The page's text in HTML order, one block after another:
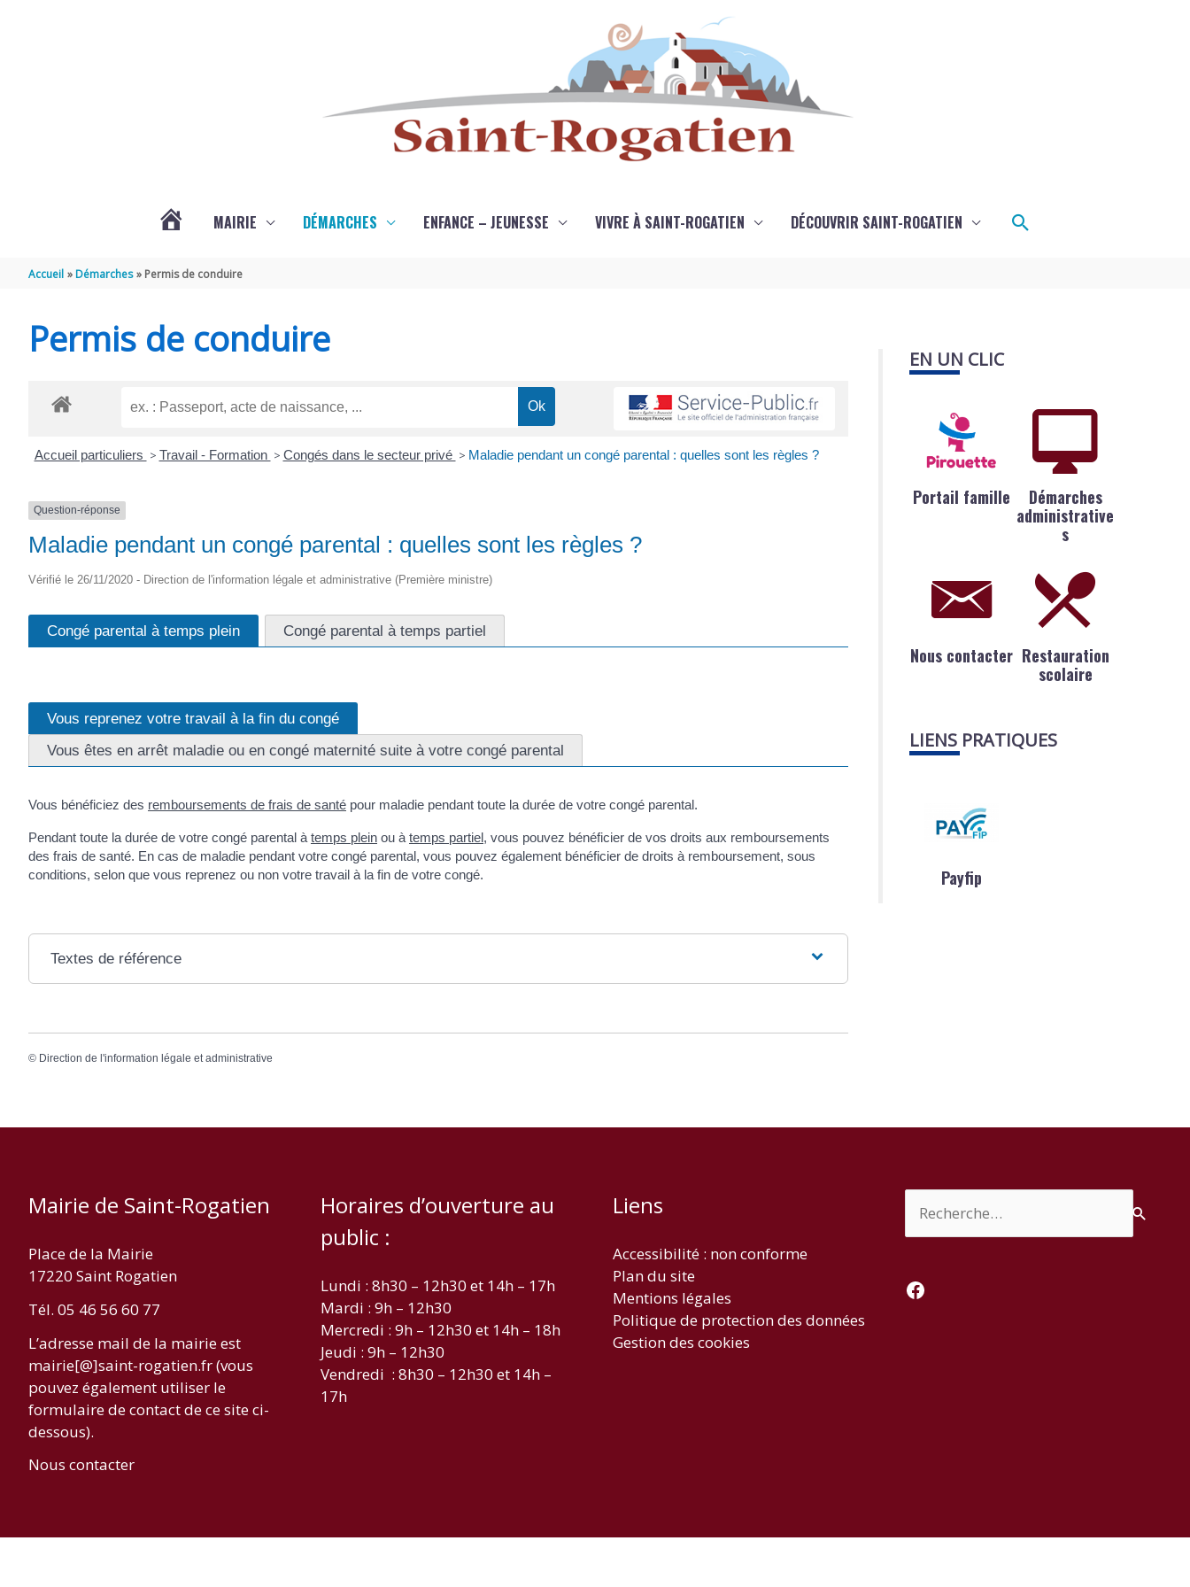
ROGATIEN
MAIRIE DÉMARCHES ENFANCE – JEUNESSE VIVRE À SAINT-ROGATIEN DÉCOUVRIR SAINT-ROGATIEN Rechercher
Accueil Démarches Permis de conduire
Permis de conduire
Accueil particuliers > Travail - Formation > Congés dans le secteur privé > Maladie pendant un congé parental : quelles sont les règles ?
Question-réponse
Maladie pendant un congé parental : quelles sont les règles ?
Vérifié le 26/11/2020 - Direction de l'information légale et administrative (Première ministre)
Congé parental à temps plein Congé parental à temps partiel
Vous reprenez votre travail à la fin du congé
Vous êtes en arrêt maladie ou en congé maternité suite à votre congé parental
Vous bénéficiez des remboursements de frais de santé pour maladie pendant toute la durée de votre congé parental.
Pendant toute la durée de votre congé parental à temps plein ou à temps partiel, vous pouvez bénéficier de vos droits aux remboursements
des frais de santé. En cas de maladie pendant votre congé parental, vous pouvez également bénéficier de droits à remboursement, sous
conditions, selon que vous reprenez ou non votre travail à la fin de votre congé.
Textes de référence
© Direction de l'information légale et administrative
EN UN CLIC
Portail famille
Démarches
administrative
s
Nous contacter Restauration
scolaire
LIENS PRATIQUES
Payfip
Mairie de Saint-Rogatien
Place de la Mairie
17220 Saint Rogatien
Tél. 05 46 56 60 77
L’adresse mail de la mairie est
mairie[@]saint-rogatien.fr (vous
pouvez également utiliser le
formulaire de contact de ce site ci-
dessous).
Nous contacter
Horaires d’ouverture au
public :
Lundi : 8h30 – 12h30 et 14h – 17h
Mardi : 9h – 12h30
Mercredi : 9h – 12h30 et 14h – 18h
Jeudi : 9h – 12h30
Vendredi : 8h30 – 12h30 et 14h –
17h
Liens
Accessibilité : non conforme
Plan du site
Mentions légales
Politique de protection des données
Gestion des cookies
Facebook